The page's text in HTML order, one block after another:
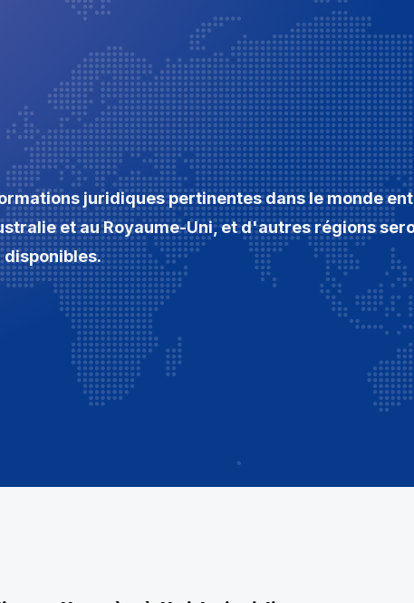
juridiques pertinentes dans le monde
et au Royaume-Uni, et d'autres régions
disponibles.